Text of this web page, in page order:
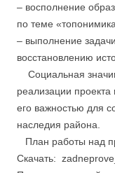
– восполнение
по теме
– выполнение
восстановлению
Социальная
реализации
его важностью для
наследия района.
План работы над
Скачать: